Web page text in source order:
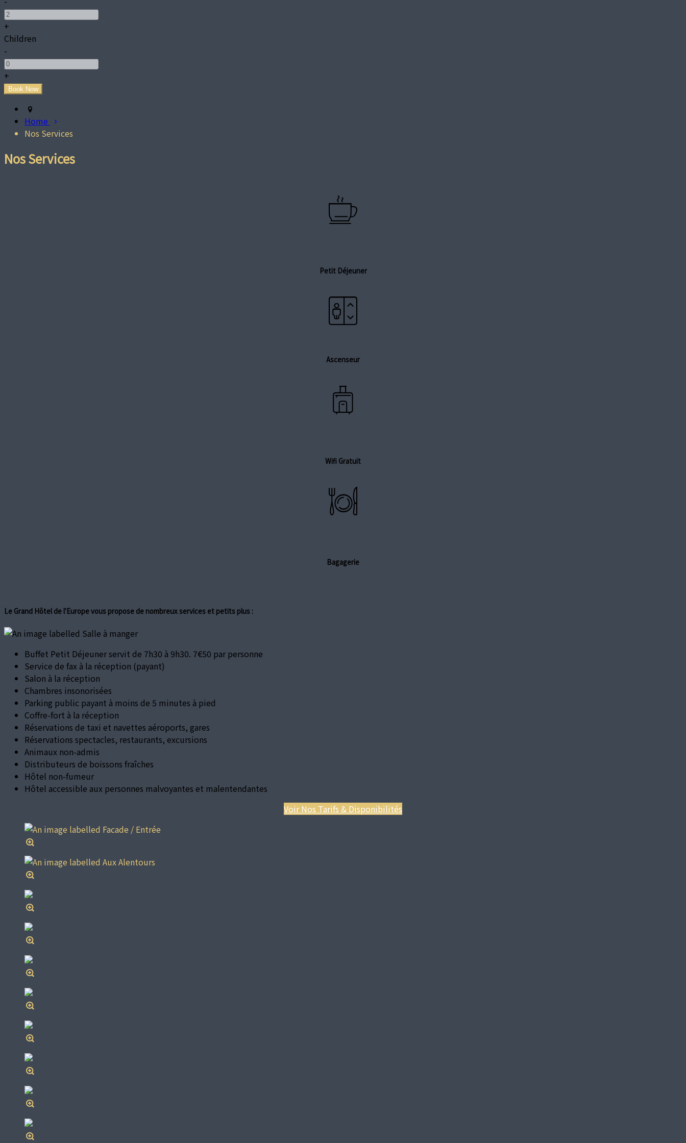
+
Children
-
+
Home
Nos Services
Nos Services
Petit Déjeuner
Ascenseur
Wifi Gratuit
Bagagerie
Le Grand Hôtel de l'Europe vous propose de nombreux services et petits plus :
Buffet Petit Déjeuner servit de 7h30 à 9h30. 7€50 par personne
Service de fax à la réception (payant)
Salon à la réception
Chambres insonorisées
Parking public payant à moins de 5 minutes à pied
Coffre-fort à la réception
Réservations de taxi et navettes aéroports, gares
Réservations spectacles, restaurants, excursions
Animaux non-admis
Distributeurs de boissons fraîches
Hôtel non-fumeur
Hôtel accessible aux personnes malvoyantes et malentendantes
Voir Nos Tarifs & Disponibilités